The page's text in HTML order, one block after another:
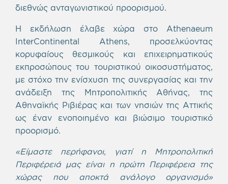
διεθνώς ανταγωνιστικού προορισμού.
Η εκδήλωση έλαβε χώρα στο Athenaeum
InterContinental Athens, προσελκύοντας
κορυφαίους θεσμικούς και επιχειρηματικούς
εκπροσώπους του τουριστικού οικοσυστήματος,
με στόχο την ενίσχυση της συνεργασίας και την
ανάδειξη της Μητροπολιτικής Αθήνας, της
Αθηναϊκής Ριβιέρας και των νησιών της Αττικής
ως έναν ενοποιημένο και βιώσιμο τουριστικό
προορισμό.
«Είμαστε περήφανοι, γιατί η Μητροπολιτική
Περιφέρειά μας είναι η πρώτη Περιφέρεια της
χώρας που αποκτά ανάλογο οργανισμό»